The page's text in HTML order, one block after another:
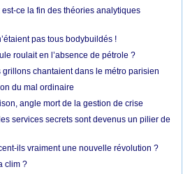
ce la fin des théories analytiques
pas tous bodybuildés !
roulait en l’absence de pétrole ?
grillons chantaient dans le métro parisien
du mal ordinaire
angle mort de la gestion de crise
services secrets sont devenus un pilier de
ils vraiment une nouvelle révolution ?
clim ?